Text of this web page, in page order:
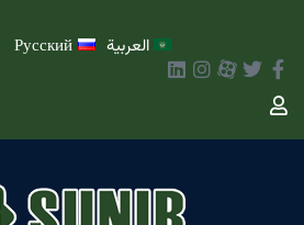
العربية Русский